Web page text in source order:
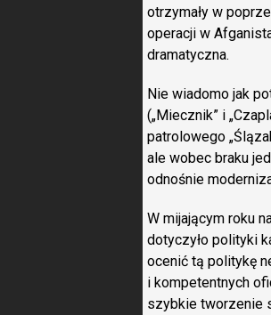
otrzymały w
operacji w
dramatyczna.
Nie wiadomo jak
(„Miecznik” i
patrolowego
ale wobec braku
odnośnie
W mijającym roku
dotyczyło polityki
ocenić tą politykę
i kompetentnych
szybkie tworzenie